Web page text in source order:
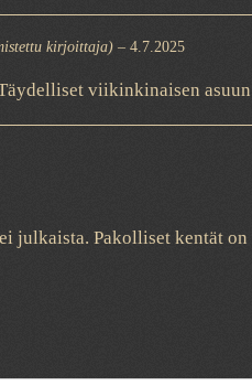
kirjoittaja) – 4.7.2025
viikinkinaisen asuun
julkaista. Pakolliset kentät